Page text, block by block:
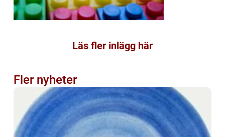
Läs fler inlägg här
Fler nyheter